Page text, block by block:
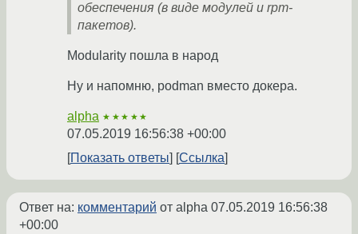
обеспечения (в виде модулей и rpm-
пакетов).
Modularity пошла в народ
Ну и напомню, podman вместо докера.
alpha ★★★★★
07.05.2019 16:56:38 +00:00
Показать ответы
Ссылка
Ответ на: комментарий от alpha 07.05.2019 16:56:38
+00:00